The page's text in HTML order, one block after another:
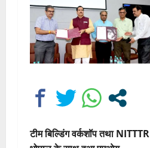
टीम बिल्डिंग वर्कशॉप तथा NITTTR